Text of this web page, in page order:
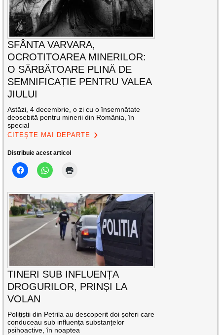
SFÂNTA VARVARA,
OCROTITOAREA MINERILOR:
O SĂRBĂTOARE PLINĂ DE
SEMNIFICAȚIE PENTRU VALEA
JIULUI
Astăzi, 4 decembrie, o zi cu o însemnătate
deosebită pentru minerii din România, în
special
CITEȘTE MAI DEPARTE
Distribuie acest articol
TINERI SUB INFLUENȚA
DROGURILOR, PRINȘI LA
VOLAN
Polițiștii din Petrila au descoperit doi șoferi care
conduceau sub influența substanțelor
psihoactive, în noaptea